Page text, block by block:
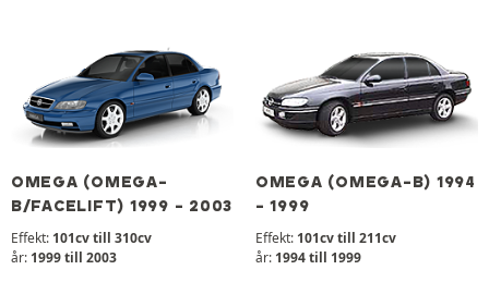
OMEGA (OMEGA-
B/FACELIFT) 1999 - 2003
Effekt: 101cv till 310cv
år: 1999 till 2003
OMEGA (OMEGA-B) 1994
- 1999
Effekt: 101cv till 211cv
år: 1994 till 1999